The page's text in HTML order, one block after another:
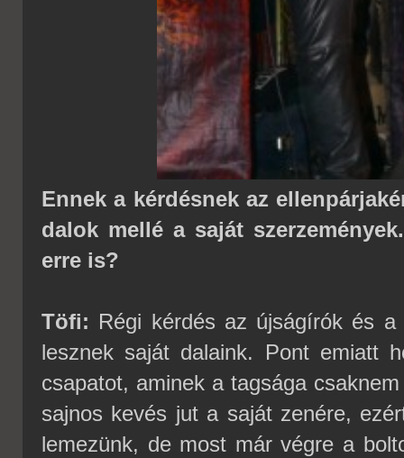
Ennek a kérdésnek az
dalok mellé a saját
erre is?
Töfi: Régi kérdés az újságírók és
lesznek saját dalaink. Pont emiatt
csapatot, aminek a tagsága
sajnos kevés jut a saját zenére,
lemezünk, de most már végre a